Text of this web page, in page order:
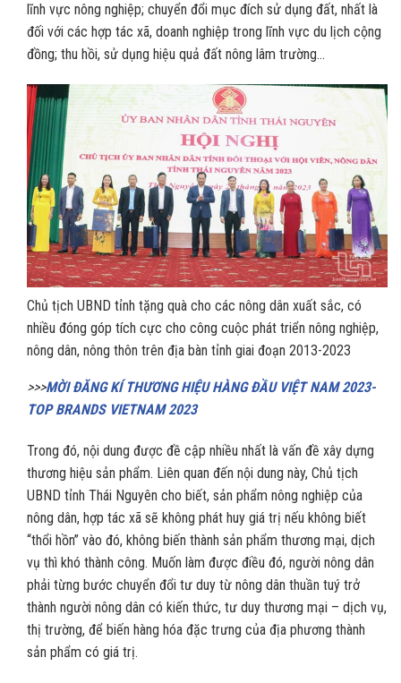
lĩnh vực nông nghiệp; chuyển đổi mục đích sử dụng đất, nhất là
đối với các hợp tác xã, doanh nghiệp trong lĩnh vực du lịch cộng
đồng; thu hồi, sử dụng hiệu quả đất nông lâm trường…
Chủ tịch UBND tỉnh tặng quà cho các nông dân xuất sắc, có
nhiều đóng góp tích cực cho công cuộc phát triển nông nghiệp,
nông dân, nông thôn trên địa bàn tỉnh giai đoạn 2013-2023
>>>MỜI ĐĂNG KÍ THƯƠNG HIỆU HÀNG ĐẦU VIỆT NAM 2023-
TOP BRANDS VIETNAM 2023
Trong đó, nội dung được đề cập nhiều nhất là vấn đề xây dựng
thương hiệu sản phẩm. Liên quan đến nội dung này, Chủ tịch
UBND tỉnh Thái Nguyên cho biết, sản phẩm nông nghiệp của
nông dân, hợp tác xã sẽ không phát huy giá trị nếu không biết
“thổi hồn” vào đó, không biến thành sản phẩm thương mại, dịch
vụ thì khó thành công. Muốn làm được điều đó, người nông dân
phải từng bước chuyển đổi tư duy từ nông dân thuần tuý trở
thành người nông dân có kiến thức, tư duy thương mại – dịch vụ,
thị trường, để biến hàng hóa đặc trưng của địa phương thành
sản phẩm có giá trị.